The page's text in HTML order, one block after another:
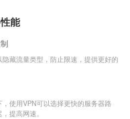
能
隐藏流量类型，防止限速，提供更好的
使用VPN可以选择更快的服务器路
提高网速。